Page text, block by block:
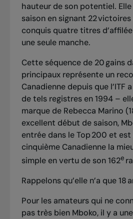
hauteur de son potentiel.
saison en signant 22
conquis quatre titres
une seule manche.
Cette séquence de 20 gains
principauxreprésente un
Canadienne depuis que l’ITF
de tels registres en 1994 –
marque de Rebecca Marino
excellent début de saison,
entrée dans le Top 200 et
cinquième Canadienne la
simple en vertu de son 162e
Rappelons qu’elle n’a que 18
Pour les amateurs qui ne
pas très bien Mboko, il y a